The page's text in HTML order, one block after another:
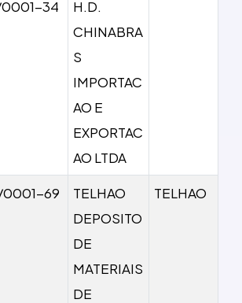
34
H.D.
CHINABRA
S
IMPORTAC
AO E
EXPORTAC
AO LTDA
69
TELHAO
DEPOSITO
DE
MATERIAIS
DE
TELHAO